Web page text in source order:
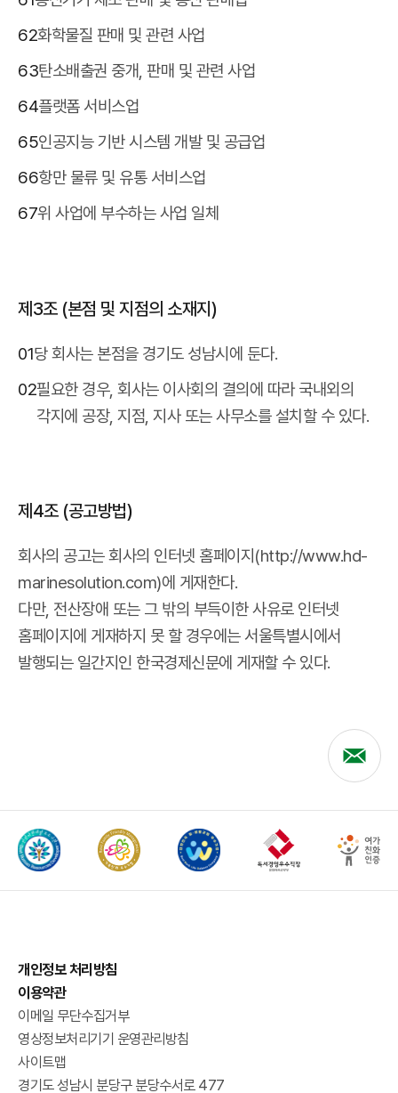
62화학물질 판매 및 관련 사업
63탄소배출권 중개, 판매 및 관련 사업
64플랫폼 서비스업
65인공지능 기반 시스템 개발 및 공급업
66항만 물류 및 유통 서비스업
67위 사업에 부수하는 사업 일체
제3조 (본점 및 지점의 소재지)
01당 회사는 본점을 경기도 성남시에 둔다.
02필요한 경우, 회사는 이사회의 결의에 따라 국내외의
각지에 공장, 지점, 지사 또는 사무소를 설치할 수 있다.
제4조 (공고방법)
회사의 공고는 회사의 인터넷 홈페이지(http://www.hd-
marinesolution.com)에 게재한다.
다만, 전산장애 또는 그 밖의 부득이한 사유로 인터넷
홈페이지에 게재하지 못 할 경우에는 서울특별시에서
발행되는 일간지인 한국경제신문에 게재할 수 있다.
개인정보 처리방침
이용약관
이메일 무단수집거부
영상정보처리기기 운영관리방침
사이트맵
경기도 성남시 분당구 분당수서로 477